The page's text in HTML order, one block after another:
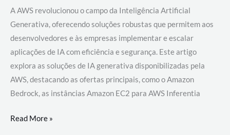
A AWS revolucionou o campo da Inteligência Artificial
Generativa, oferecendo soluções robustas que permitem aos
desenvolvedores e às empresas implementar e escalar
aplicações de IA com eficiência e segurança. Este artigo
explora as soluções de IA generativa disponibilizadas pela
AWS, destacando as ofertas principais, como o Amazon
Bedrock, as instâncias Amazon EC2 para AWS Inferentia
Utilizando
Read More »